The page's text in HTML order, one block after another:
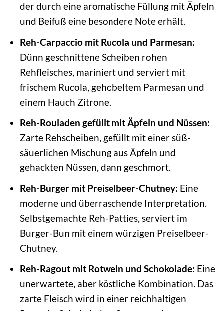
der durch eine aromatische Füllung mit Äpfeln
und Beifuß eine besondere Note erhält.
Reh-Carpaccio mit Rucola und Parmesan:
Dünn geschnittene Scheiben rohen
Rehfleisches, mariniert und serviert mit
frischem Rucola, gehobeltem Parmesan und
einem Hauch Zitrone.
Reh-Rouladen gefüllt mit Äpfeln und Nüssen:
Zarte Rehscheiben, gefüllt mit einer süß-
säuerlichen Mischung aus Äpfeln und
gehackten Nüssen, dann geschmort.
Reh-Burger mit Preiselbeer-Chutney: Eine
moderne und überraschende Interpretation.
Selbstgemachte Reh-Patties, serviert im
Burger-Bun mit einem würzigen Preiselbeer-
Chutney.
Reh-Ragout mit Rotwein und Schokolade: Eine
unerwartete, aber köstliche Kombination. Das
zarte Fleisch wird in einer reichhaltigen